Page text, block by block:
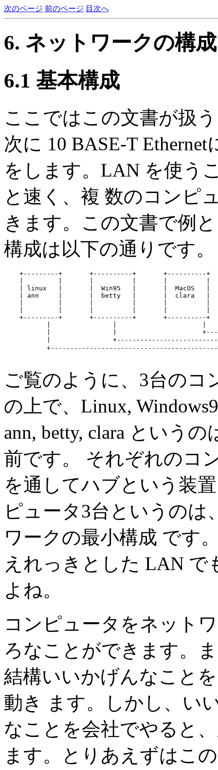
次のページ 前のページ 目次へ
6. ネットワークの構成
6.1 基本構成
ここではこの文書が扱
次に 10 BASE-T
をします。LAN を使う
と速く、複 数のコンピ
きます。この文書で例
構成は以下の通りです。
    +---------+       +----------+       +----------+
    | linux   |       |  Win95   |       |  MacOS   |
    | ann     |       |  betty   |       |  clara   |
    +---------+       +----------+       +----------+
|                |
|
ご覧のように、3台のコ
の上で、Linux,
ann, betty, clara という
前です。 それぞれのコ
を通してハブという装
ピュータ3台というの
ワークの最小構成 です
えれっきとした LAN
よね。
コンピュータをネット
ろなことができます。
結構いいかげんなこと
動き ます。しかし、い
なことを会社でやると
ます。とりあえずはこ